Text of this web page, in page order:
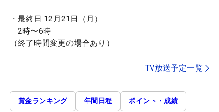
・最終日 12月21日（月）
2時〜6時
（終了時間変更の場合あり）
TV放送予定一覧
賞金ランキング 年間日程 ポイント・成績